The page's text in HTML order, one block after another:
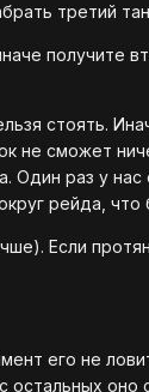
третий
получите
стоять.
не сможет
Один раз у
рейда, что
Если
его не
оно